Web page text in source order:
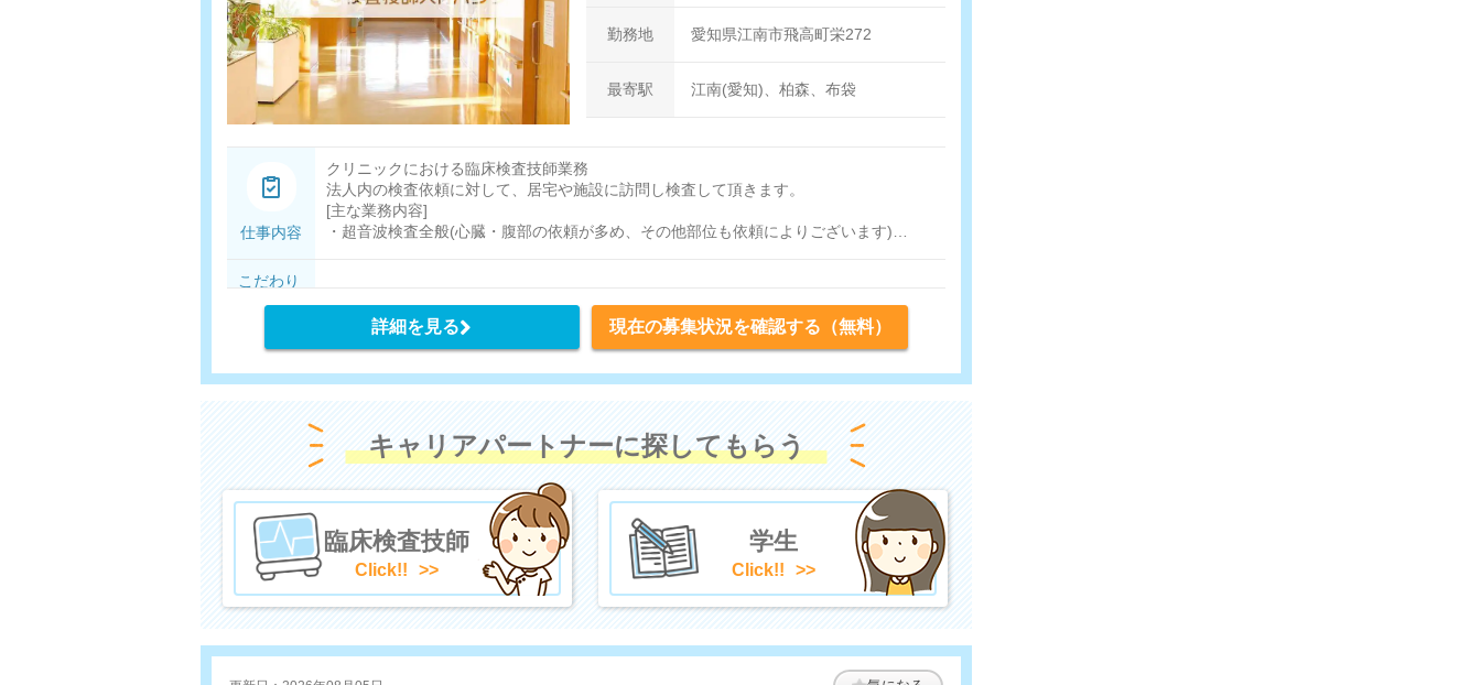
ら付与対象となる [その他手当] 扶
扶養者は親若しくは子、且つ、社
会保険被扶養者）
勤務地 愛知県江南市飛高町栄272
最寄駅 江南(愛知)、柏森、布袋
仕事内容
クリニックにおける臨床検査技師業務
法人内の検査依頼に対して、居宅や施設に訪問し検査して頂きます。
[主な業務内容]
・超音波検査全般(心臓・腹部の依頼が多め、その他部位も依頼によりございます)
・心電図(ホルター心電図を含む)
・ペースメーカーの点検、遠隔モニタリングに伴う処理
こだわり
条件
詳細を見る 現在の募集状況を確認する（無料）
キャリアパートナーに探してもらう
臨床検査技師
Click!!
学生
Click!!